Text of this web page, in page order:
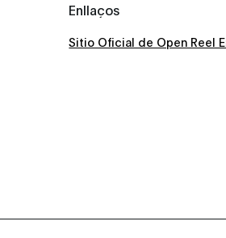
Enllaços
Sitio Oficial de Open Reel